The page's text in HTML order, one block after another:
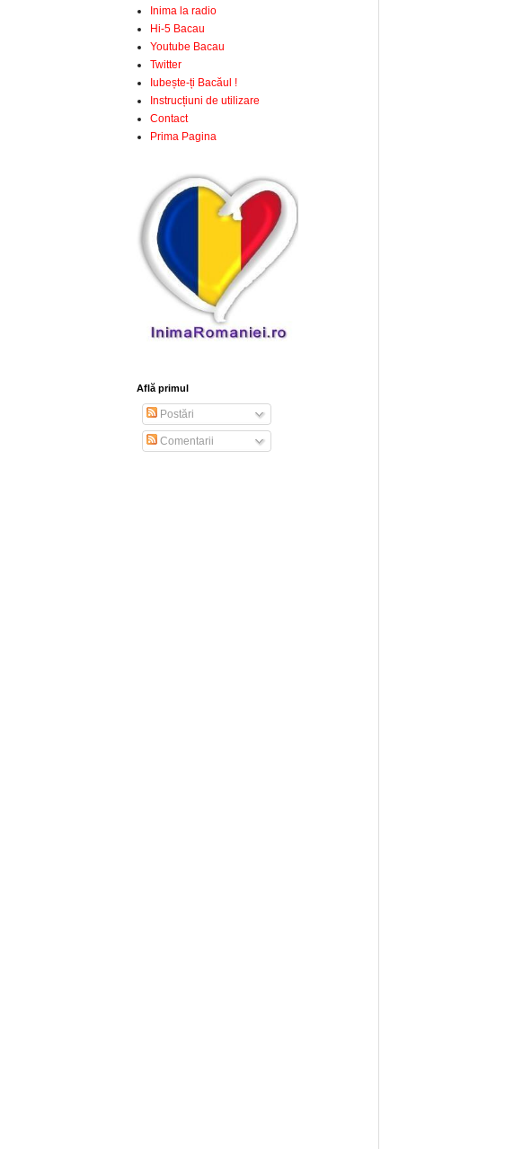
Inima la radio
Hi-5 Bacau
Youtube Bacau
Twitter
Iubește-ți Bacăul !
Instrucțiuni de utilizare
Contact
Prima Pagina
Află primul
Postări
Comentarii